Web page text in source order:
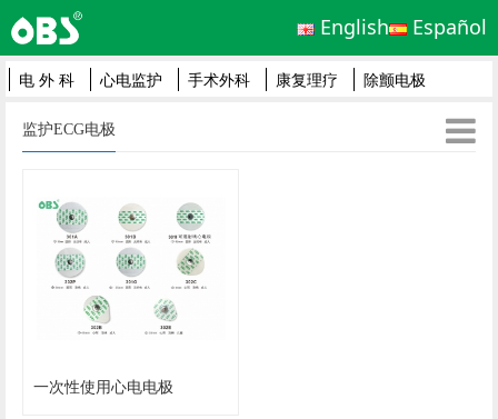
English Español
电 外 科 心电监护 手术外科 康复理疗 除颤电极
监护ECG电极
一次性使用心电电极